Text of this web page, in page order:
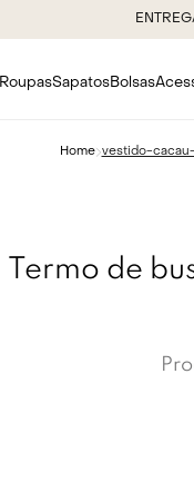
RoupasSapatosBolsas
vestido-
Termo de